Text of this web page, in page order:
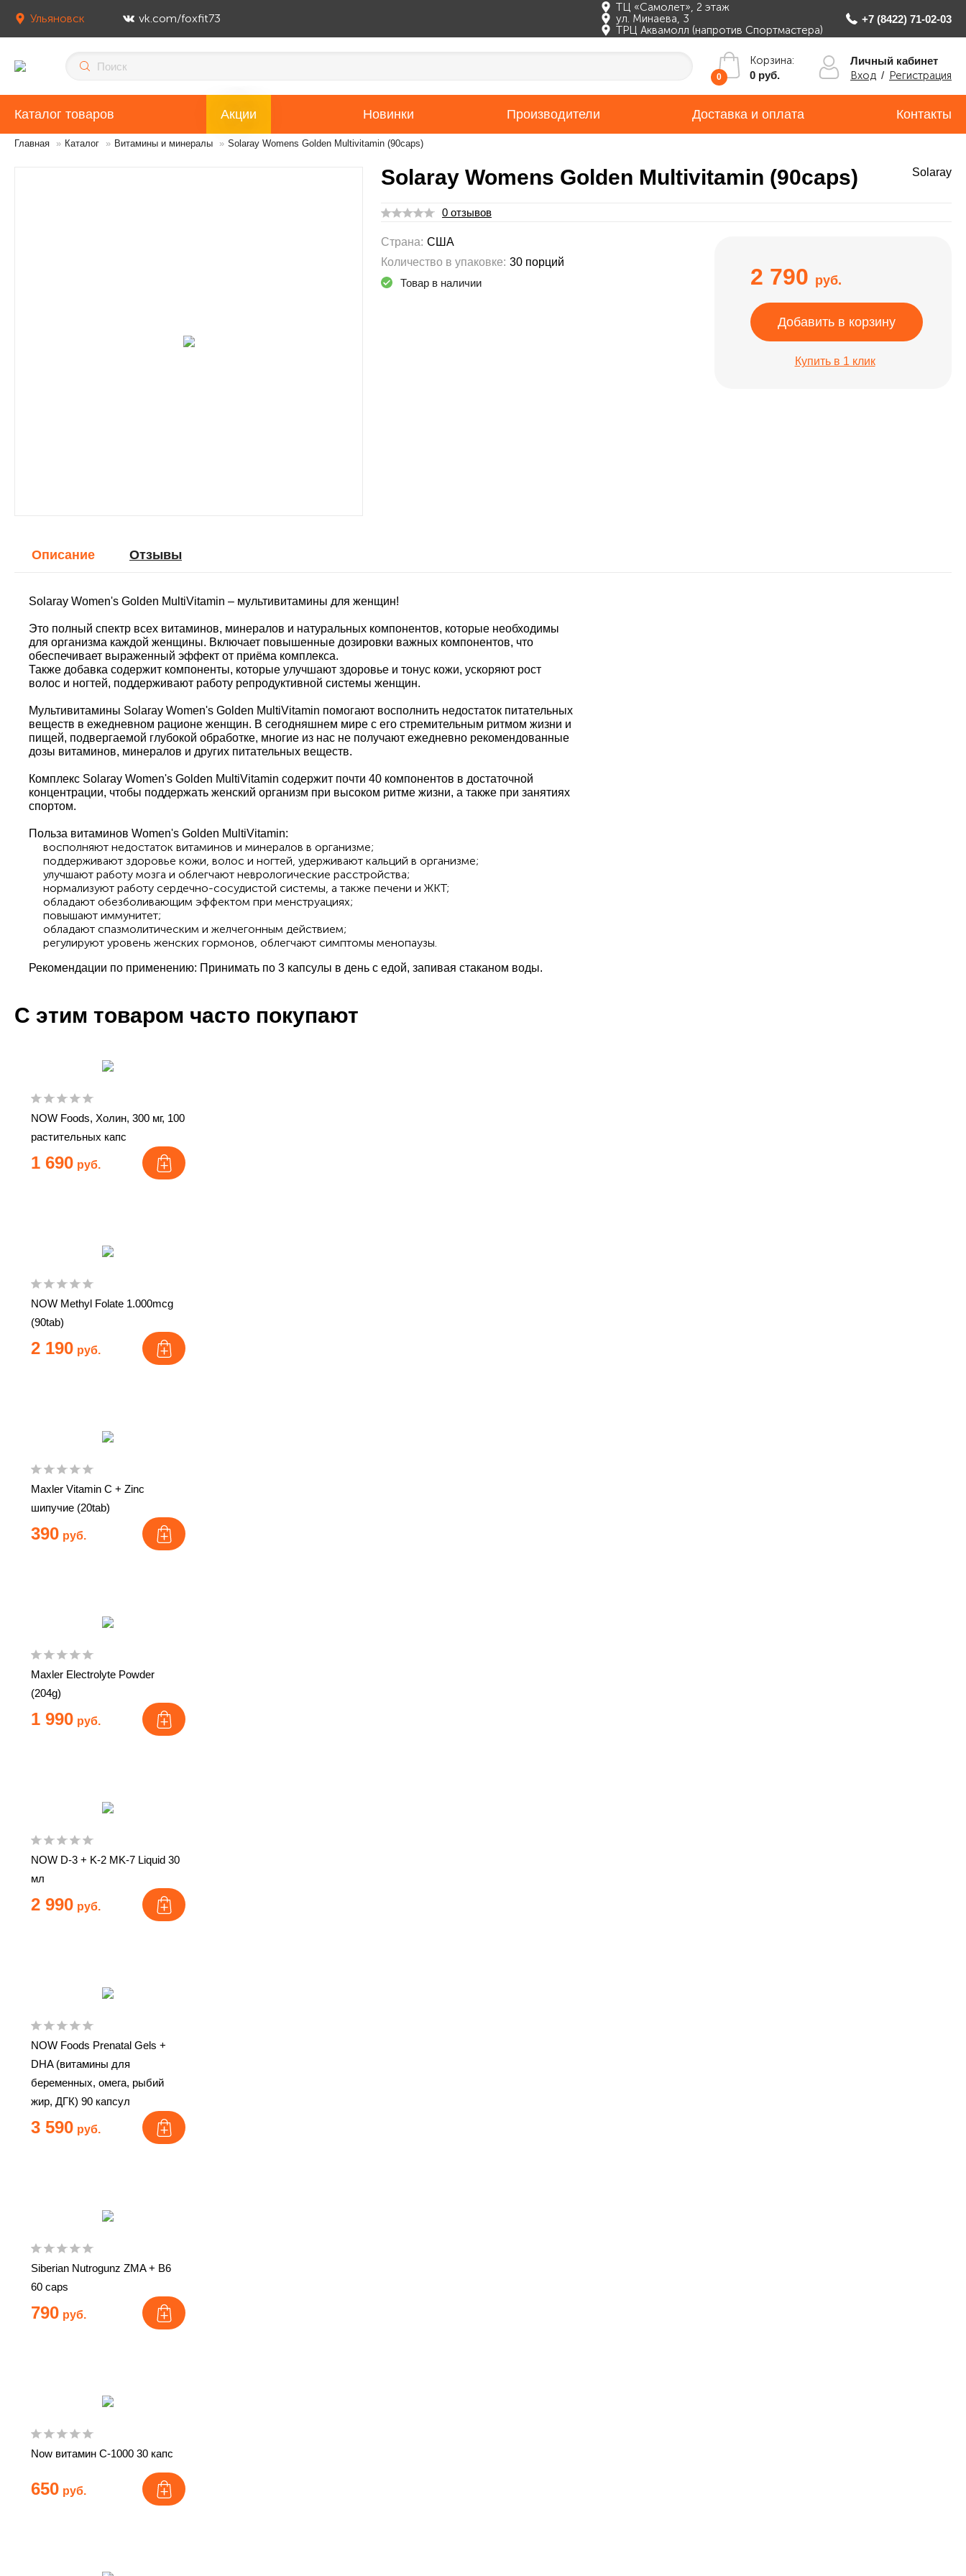
Ульяновск vk.com/foxfit73
ТЦ «Самолет», 2 этаж
ул. Минаева, 3
ТРЦ Аквамолл (напротив Спортмастера)
+7 (8422) 71-02-03
0
Корзина:
0 руб.
Личный кабинет
Вход / Регистрация
Каталог товаров Акции Новинки Производители Доставка и оплата Контакты
Главная » Каталог » Витамины и минералы » Solaray Womens Golden Multivitamin (90caps)
Solaray Womens Golden Multivitamin (90caps) Solaray
0 отзывов
Страна: США
Количество в упаковке: 30 порций
Товар в наличии
2 790 руб.
Добавить в корзину
Купить в 1 клик
Описание Отзывы
Solaray Women's Golden MultiVitamin – мультивитамины для женщин!
Это полный спектр всех витаминов, минералов и натуральных компонентов, которые необходимы
для организма каждой женщины. Включает повышенные дозировки важных компонентов, что
обеспечивает выраженный эффект от приёма комплекса.
Также добавка содержит компоненты, которые улучшают здоровье и тонус кожи, ускоряют рост
волос и ногтей, поддерживают работу репродуктивной системы женщин.
Мультивитамины Solaray Women's Golden MultiVitamin помогают восполнить недостаток питательных
веществ в ежедневном рационе женщин. В сегодняшнем мире с его стремительным ритмом жизни и
пищей, подвергаемой глубокой обработке, многие из нас не получают ежедневно рекомендованные
дозы витаминов, минералов и других питательных веществ.
Комплекс Solaray Women's Golden MultiVitamin содержит почти 40 компонентов в достаточной
концентрации, чтобы поддержать женский организм при высоком ритме жизни, а также при занятиях
спортом.
Польза витаминов Women's Golden MultiVitamin:
восполняют недостаток витаминов и минералов в организме;
поддерживают здоровье кожи, волос и ногтей, удерживают кальций в организме;
улучшают работу мозга и облегчают неврологические расстройства;
нормализуют работу сердечно-сосудистой системы, а также печени и ЖКТ;
обладают обезболивающим эффектом при менструациях;
повышают иммунитет;
обладают спазмолитическим и желчегонным действием;
регулируют уровень женских гормонов, облегчают симптомы менопаузы.
Рекомендации по применению: Принимать по 3 капсулы в день с едой, запивая стаканом воды.
С этим товаром часто покупают
NOW Foods, Холин, 300 мг, 100
растительных капс
1 690 руб.
NOW Methyl Folate 1.000mcg
(90tab)
2 190 руб.
Maxler Vitamin C + Zinc
шипучие (20tab)
390 руб.
Maxler Electrolyte Powder
(204g)
1 990 руб.
NOW D-3 + K-2 MK-7 Liquid 30
мл
2 990 руб.
NOW Foods Prenatal Gels +
DHA (витамины для
беременных, омега, рыбий
жир, ДГК) 90 капсул
3 590 руб.
Siberian Nutrogunz ZMA + B6
60 caps
790 руб.
Now витамин С-1000 30 капс
650 руб.